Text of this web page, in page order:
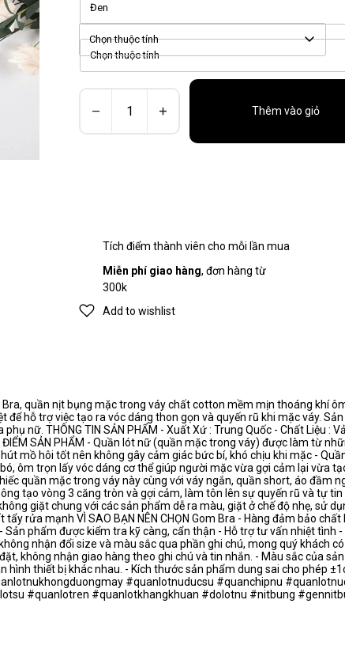
Thêm vào giỏ
Miễn phí giao hàng, đơn hàng từ
300k
Add to wishlist
Tích điểm thành viên cho mỗi lần mua
Đen
Chọn thuộc tính
Chọn thuộc tính
quần nịt bụng mặc trong váy chất cotton mềm mịn thoáng khí
để hỗ trợ việc tạo ra vóc dáng thon gọn và quyến rũ khi mặc váy.
nữ. THÔNG TIN SẢN PHẨM - Xuất Xứ : Trung Quốc - Chất Liệu :
ĐIỂM SẢN PHẨM - Quần lót nữ (quần mặc trong váy) được làm từ
mồ hôi tốt nên không gây cảm giác bức bí, khó chịu khi mặc -
ôm trọn lấy vóc dáng cơ thể giúp người mặc vừa gợi cảm lại vừa
quần mặc trong váy này cùng với váy ngắn, quần short, áo đầm
tạo vòng 3 căng tròn và gợi cảm, làm tôn lên sự quyến rũ và tự tin
giặt chung với các sản phẩm dễ ra màu, giặt ở chế độ nhẹ, sử
tẩy rửa mạnh VÌ SAO BẠN NÊN CHỌN Gom Bra - Hàng đảm bảo
phẩm được kiểm tra kỹ càng, cẩn thận - Hỗ trợ tư vấn nhiệt tình
nhận đổi size và màu sắc qua phần ghi chú, mong quý khách
không nhận giao hàng theo ghi chú và tin nhắn. - Màu sắc của
hình thiết bị khác nhau. - Kích thước sản phẩm dung sai cho phép
#quanlotnuducsu #quanchipnu
#quanlotren #quanlotkhangkhuan #dolotnu #nitbung